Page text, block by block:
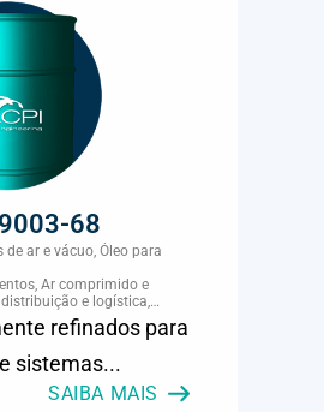
68
de ar e vácuo, Óleo para
Ar comprimido e
e logística,
Data center,
e latas, Energia (geração),
Frigoríficos e abate,
Metalmecânica, Metalurgia
e manutenção industrial,
Papel e celulose,
refinados para
sistemas...
SAIBA MAIS